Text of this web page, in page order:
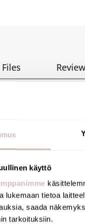
käyttö
lukemaan tietoa
saada
tarkoituksiin.
Files
column ready
one foot-rinse.
F¾".
valves for mixed